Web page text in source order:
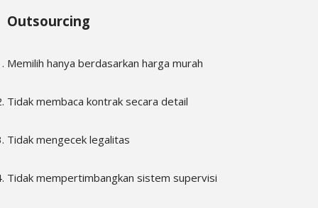
Outsourcing
Memilih hanya berdasarkan harga murah
Tidak membaca kontrak secara detail
Tidak mengecek legalitas
Tidak mempertimbangkan sistem supervisi